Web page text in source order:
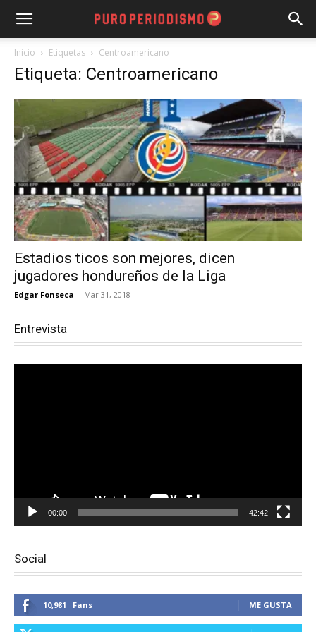
Inicio Etiquetas Centroamericano
Etiqueta: Centroamericano
Estadios ticos son mejores, dicen
jugadores hondureños de la Liga
Edgar Fonseca - Mar 31, 2018
Entrevista
00:00 42:42
Social
10,981 Fans ME GUSTA